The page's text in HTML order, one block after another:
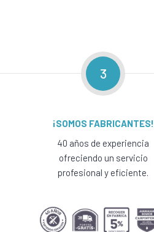
3
¡SOMOS FABRICANTES!
40 años de experiencia
ofreciendo un servicio
profesional y eficiente.